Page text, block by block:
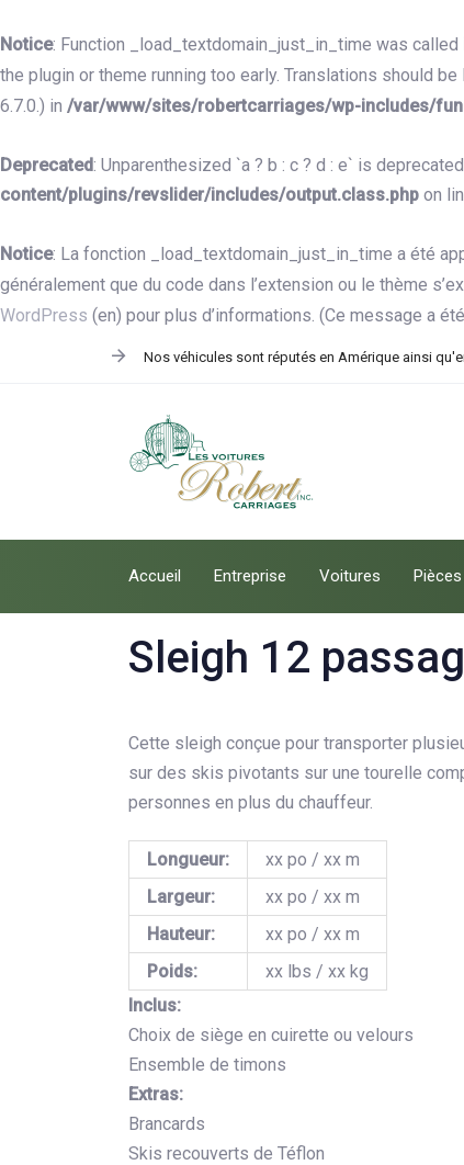
Notice: Function _load_textdomain_just_in_time was called
the plugin or theme running too early. Translations should be
6.7.0.) in /var/www/sites/robertcarriages/wp-includes/
Deprecated: Unparenthesized `a ? b : c ? d : e` is
content/plugins/revslider/includes/output.class.php on
Notice: La fonction _load_textdomain_just_in_time a été
généralement que du code dans l’extension ou le thème
WordPress (en) pour plus d’informations. (Ce message a
links
to
primary
navigation
to
content
Nos véhicules sont réputés en Amérique ainsi
Accueil Entreprise Voitures Pièces
Sleigh 12
Cette sleigh conçue pour transporter
sur des skis pivotants sur une tourelle
personnes en plus du chauffeur.
Longueur:
xx po / xx m
Largeur:
xx po / xx m
Hauteur:
xx po / xx m
Poids:
xx lbs / xx kg
Inclus:
Choix de siège en cuirette ou velours
Ensemble de timons
Extras:
Brancards
Skis recouverts de Téflon